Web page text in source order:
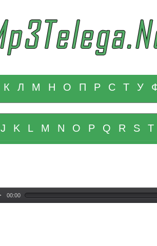
К Л М Н О П Р С Т У
J K L M N O P Q R S T
00:00